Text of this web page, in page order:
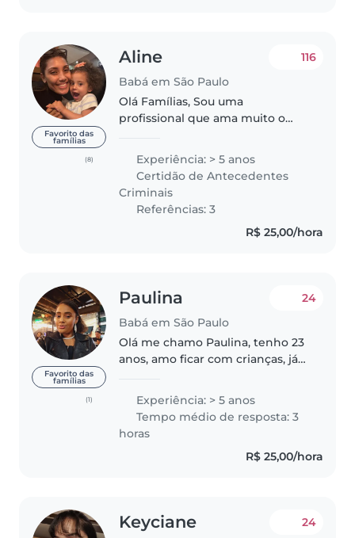
Favorito das
famílias
(8)
Aline
Babá em São Paulo
116
Olá Famílias, Sou uma
profissional que ama muito o
experiência na área de babá,
atualmente cursando Pedagogia
e com formação em Psicologia
Infantil. Possuo um..
Experiência: > 5 anos
Certidão de Antecedentes
Criminais
Referências: 3
R$ 25,00/hora
Favorito das
famílias
(1)
Paulina
Babá em São Paulo
24
Olá me chamo Paulina, tenho 23
anos, amo ficar com crianças, já
ano (não era CLT) e dos meus
irmãos também. atualmente
moro na região do sacoma, zona..
Experiência: > 5 anos
Tempo médio de resposta: 3
horas
R$ 25,00/hora
Keyciane 24